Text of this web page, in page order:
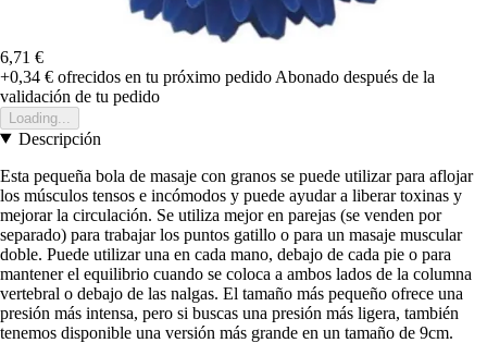
6,71 €
+0,34 € ofrecidos en tu próximo pedido Abonado después de la
validación de tu pedido
Loading...
Descripción
Esta pequeña bola de masaje con granos se puede utilizar para aflojar
los músculos tensos e incómodos y puede ayudar a liberar toxinas y
mejorar la circulación. Se utiliza mejor en parejas (se venden por
separado) para trabajar los puntos gatillo o para un masaje muscular
doble. Puede utilizar una en cada mano, debajo de cada pie o para
mantener el equilibrio cuando se coloca a ambos lados de la columna
vertebral o debajo de las nalgas. El tamaño más pequeño ofrece una
presión más intensa, pero si buscas una presión más ligera, también
tenemos disponible una versión más grande en un tamaño de 9cm.